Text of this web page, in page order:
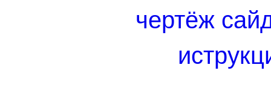
чертёж